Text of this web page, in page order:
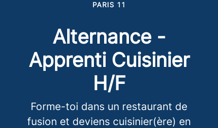
PARIS 11
Alternance -
Apprenti Cuisinier
H/F
Forme-toi dans un restaurant de
fusion et deviens cuisinier(ère) en